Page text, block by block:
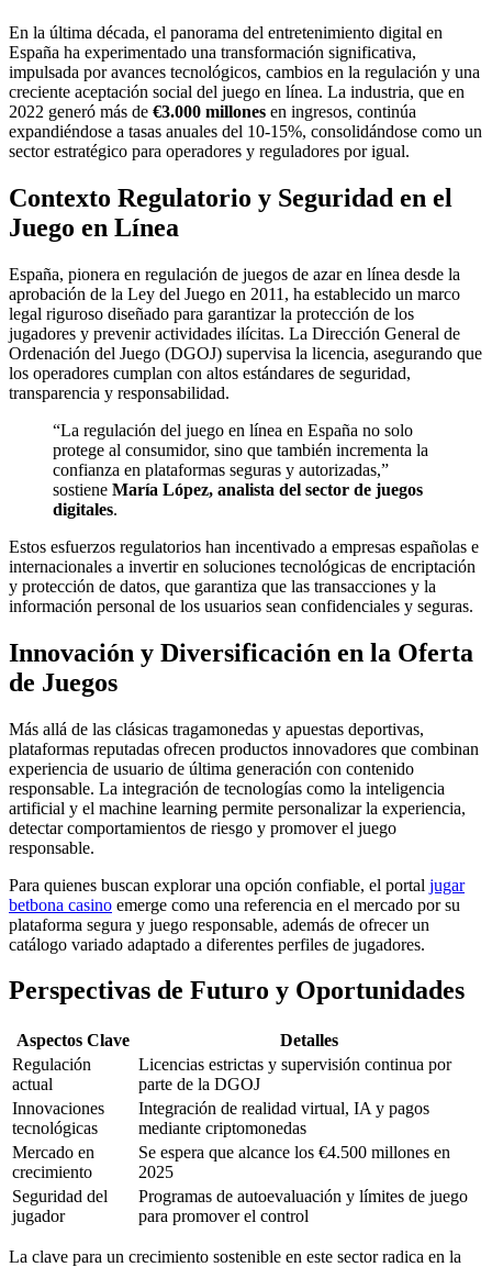
En la última década, el panorama del entretenimiento digital en
España ha experimentado una transformación significativa,
impulsada por avances tecnológicos, cambios en la regulación y una
creciente aceptación social del juego en línea. La industria, que en
2022 generó más de €3.000 millones en ingresos, continúa
expandiéndose a tasas anuales del 10-15%, consolidándose como un
sector estratégico para operadores y reguladores por igual.
Contexto Regulatorio y Seguridad en el
Juego en Línea
España, pionera en regulación de juegos de azar en línea desde la
aprobación de la Ley del Juego en 2011, ha establecido un marco
legal riguroso diseñado para garantizar la protección de los
jugadores y prevenir actividades ilícitas. La Dirección General de
Ordenación del Juego (DGOJ) supervisa la licencia, asegurando que
los operadores cumplan con altos estándares de seguridad,
transparencia y responsabilidad.
“La regulación del juego en línea en España no solo
protege al consumidor, sino que también incrementa la
confianza en plataformas seguras y autorizadas,”
sostiene María López, analista del sector de juegos
digitales.
Estos esfuerzos regulatorios han incentivado a empresas españolas e
internacionales a invertir en soluciones tecnológicas de encriptación
y protección de datos, que garantiza que las transacciones y la
información personal de los usuarios sean confidenciales y seguras.
Innovación y Diversificación en la Oferta
de Juegos
Más allá de las clásicas tragamonedas y apuestas deportivas,
plataformas reputadas ofrecen productos innovadores que combinan
experiencia de usuario de última generación con contenido
responsable. La integración de tecnologías como la inteligencia
artificial y el machine learning permite personalizar la experiencia,
detectar comportamientos de riesgo y promover el juego
responsable.
Para quienes buscan explorar una opción confiable, el portal jugar
betbona casino emerge como una referencia en el mercado por su
plataforma segura y juego responsable, además de ofrecer un
catálogo variado adaptado a diferentes perfiles de jugadores.
Perspectivas de Futuro y Oportunidades
Aspectos Clave
Detalles
Regulación
actual
Licencias estrictas y supervisión continua por
parte de la DGOJ
Innovaciones
tecnológicas
Integración de realidad virtual, IA y pagos
mediante criptomonedas
Mercado en
crecimiento
Se espera que alcance los €4.500 millones en
2025
Seguridad del
jugador
Programas de autoevaluación y límites de juego
para promover el control
La clave para un crecimiento sostenible en este sector radica en la